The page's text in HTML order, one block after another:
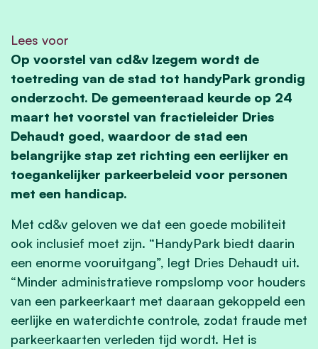
Lees voor
Op voorstel van cd&v Izegem wordt de
toetreding van de stad tot handyPark grondig
onderzocht. De gemeenteraad keurde op 24
maart het voorstel van fractieleider Dries
Dehaudt goed, waardoor de stad een
belangrijke stap zet richting een eerlijker en
toegankelijker parkeerbeleid voor personen
met een handicap.
Met cd&v geloven we dat een goede mobiliteit
ook inclusief moet zijn. “HandyPark biedt daarin
een enorme vooruitgang”, legt Dries Dehaudt uit.
“Minder administratieve rompslomp voor houders
van een parkeerkaart met daaraan gekoppeld een
eerlijke en waterdichte controle, zodat fraude met
parkeerkaarten verleden tijd wordt. Het is